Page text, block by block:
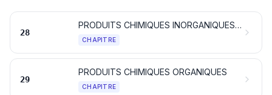
28
PRODUITS CHIMIQUES INORGANIQUES; COMPOSÉS INORGANIQUES OU ORGANIQUES DE MÉTAUX PRÉCIEUX, D'ÉLÉMENTS RADIOACTIFS, DE MÉTAUX DES TERRES RARES OU D'ISOTOPES
CHAPITRE
29
PRODUITS CHIMIQUES ORGANIQUES
CHAPITRE